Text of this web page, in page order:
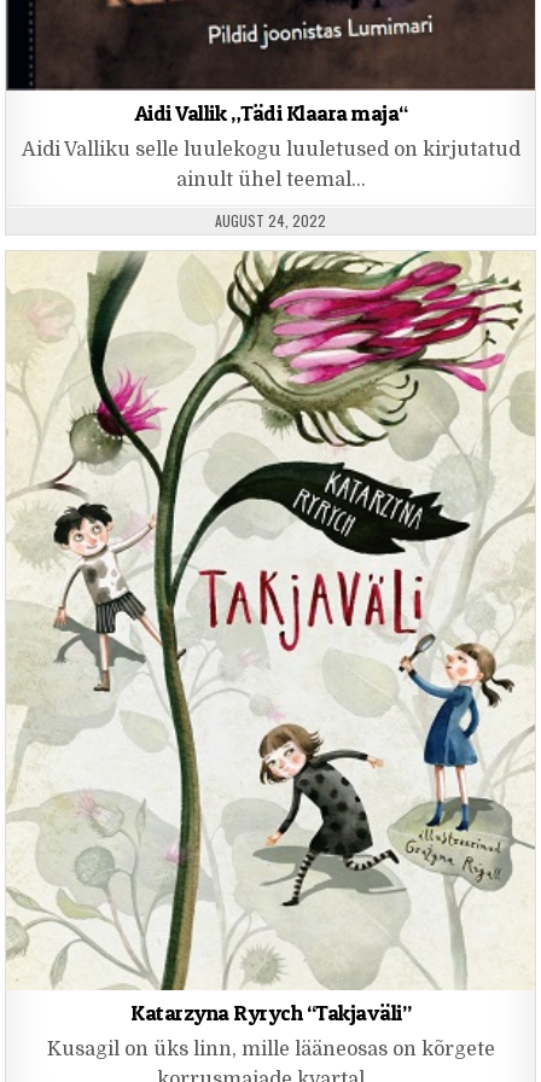
Aidi Vallik „Tädi Klaara maja“
Aidi Valliku selle luulekogu luuletused on kirjutatud
ainult ühel teemal…
PUBLISHED DATE:
AUGUST 24, 2022
Katarzyna Ryrych “Takjaväli”
Kusagil on üks linn, mille lääneosas on kõrgete